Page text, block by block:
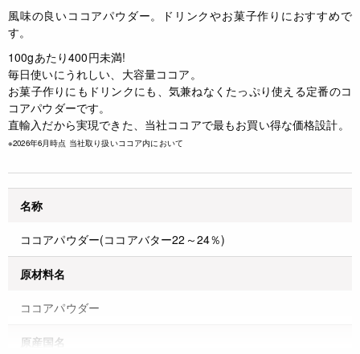
風味の良いココアパウダー。ドリンクやお菓子作りにおすすめで
す。
100gあたり400円未満!
毎日使いにうれしい、大容量ココア。
お菓子作りにもドリンクにも、気兼ねなくたっぷり使える定番のコ
コアパウダーです。
直輸入だから実現できた、当社ココアで最もお買い得な価格設計。
※2026年6月時点 当社取り扱いココア内において
名称
ココアパウダー(ココアバター22～24％)
原材料名
ココアパウダー
原産国名